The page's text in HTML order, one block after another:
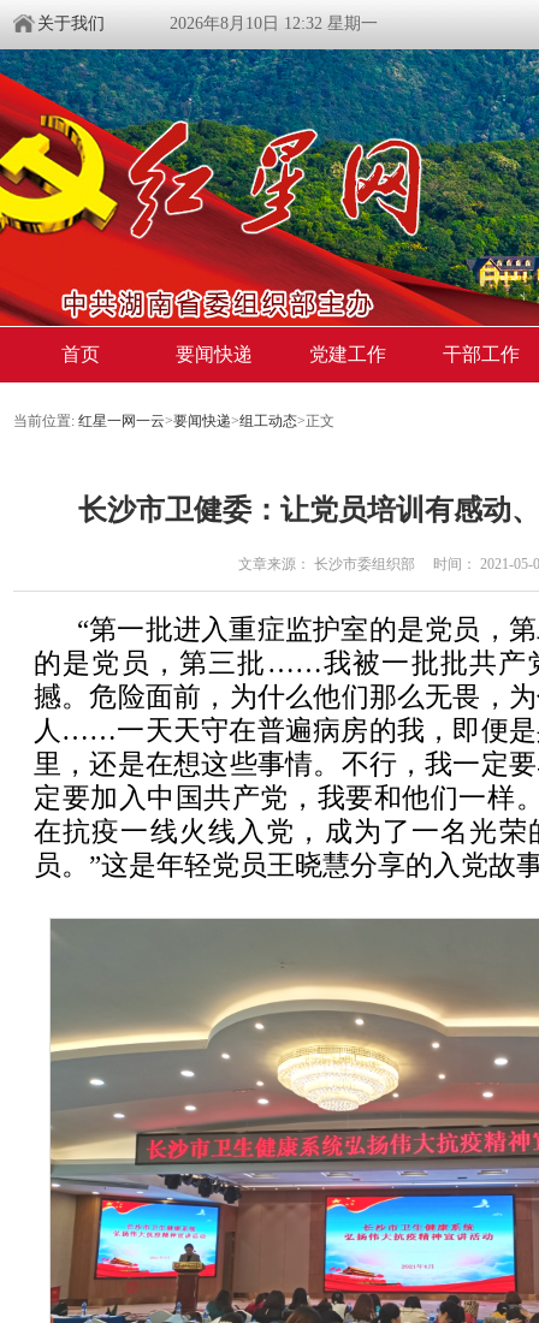
关于我们 2026年8月10日 12:32 星期一
首页 要闻快递 党建工作 干部工作
当前位置: 红星一网一云>要闻快递>组工动态>正文
长沙市卫健委：让党员培训有感动
文章来源： 长沙市委组织部 时间： 2021-05-
“第一批进入重症监护室的是党员，
的是党员，第三批……我被一批批共产
撼。危险面前，为什么他们那么无畏，
人……一天天守在普遍病房的我，即便
里，还是在想这些事情。不行，我一定
定要加入中国共产党，我要和他们一样
在抗疫一线火线入党，成为了一名光荣
员。”这是年轻党员王晓慧分享的入党故